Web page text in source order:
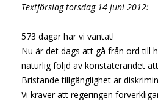
Textförslag torsdag 14 juni 2012:
573 dagar har vi väntat!
Nu är det dags att gå från ord till
naturlig följd av konstaterandet
Bristande tillgänglighet är
Vi kräver att regeringen